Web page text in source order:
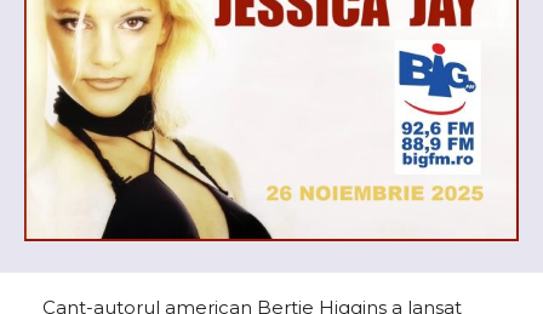
Cant-autorul american Bertie Higgins a lansat